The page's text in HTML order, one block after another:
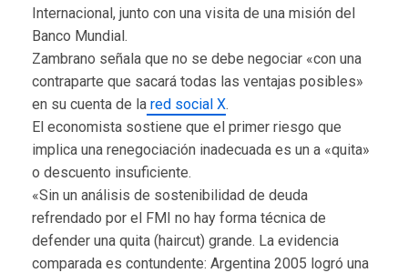
Internacional, junto con una visita de una misión del
Banco Mundial.
Zambrano señala que no se debe negociar «con una
contraparte que sacará todas las ventajas posibles»
en su cuenta de la red social X.
El economista sostiene que el primer riesgo que
implica una renegociación inadecuada es un a «quita»
o descuento insuficiente.
«Sin un análisis de sostenibilidad de deuda
refrendado por el FMI no hay forma técnica de
defender una quita (haircut) grande. La evidencia
comparada es contundente: Argentina 2005 logró una